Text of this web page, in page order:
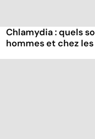
Chlamydia : quels
hommes et chez